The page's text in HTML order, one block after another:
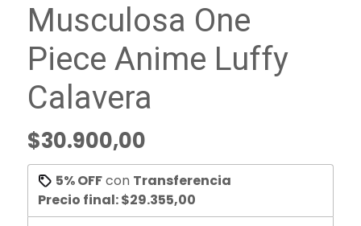
Musculosa One
Piece Anime Luffy
Calavera
$30.900,00
5% OFFcon Transferencia
Precio final:$29.355,00